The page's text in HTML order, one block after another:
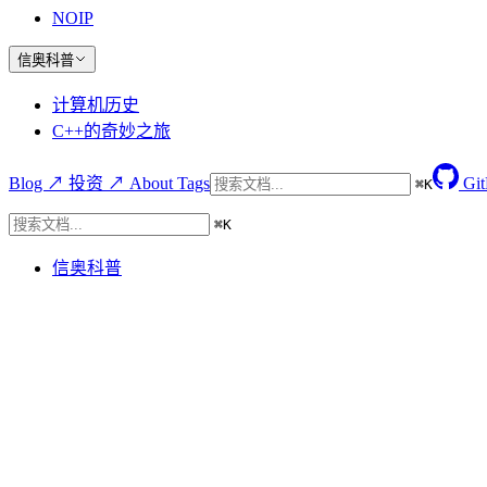
NOIP
信奥科普
计算机历史
C++的奇妙之旅
Blog ↗ 投资 ↗ About Tags ⌘K
⌘K
信奥科普